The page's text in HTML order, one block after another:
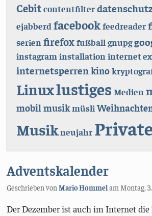
Cebitcontentfilter
ejabberd facebookfeedreader
serien firefoxfußball gnupg
instagram installation internet
internetsperren kino
Linuxlustiges Medien
mobil musikmüsli
Musikneujahr
Adventskalender
Geschrieben vonMario Hommelam Montag,
Der Dezember ist auch im Internet die